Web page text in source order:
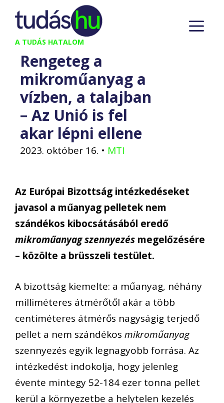
Kilépés
tartalomba
A TUDÁS HATALOM
Rengeteg a
mikroműanyag a
vízben, a talajban
– Az Unió is fel
akar lépni ellene
2023. október 16. • MTI
Az Európai Bizottság intézkedéseket
javasol a műanyag pelletek nem
szándékos kibocsátásából eredő
mikroműanyag szennyezés megelőzésére
– közölte a brüsszeli testület.
A bizottság kiemelte: a műanyag, néhány
milliméteres átmérőtől akár a több
centiméteres átmérős nagyságig terjedő
pellet a nem szándékos mikroműanyag
szennyezés egyik legnagyobb forrása. Az
intézkedést indokolja, hogy jelenleg
évente mintegy 52-184 ezer tonna pellet
kerül a környezetbe a helytelen kezelés